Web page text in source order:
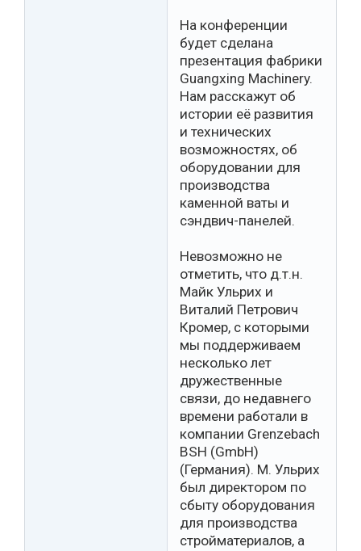
На конференции
будет сделана
презентация фабрики
Guangxing Machinery.
Нам расскажут об
истории её развития
и технических
возможностях, об
оборудовании для
производства
каменной ваты и
сэндвич-панелей.
Невозможно не
отметить, что д.т.н.
Майк Ульрих и
Виталий Петрович
Кромер, с которыми
мы поддерживаем
несколько лет
дружественные
связи, до недавнего
времени работали в
компании Grenzebach
BSH (GmbH)
(Германия). М. Ульрих
был директором по
сбыту оборудования
для производства
стройматериалов, а